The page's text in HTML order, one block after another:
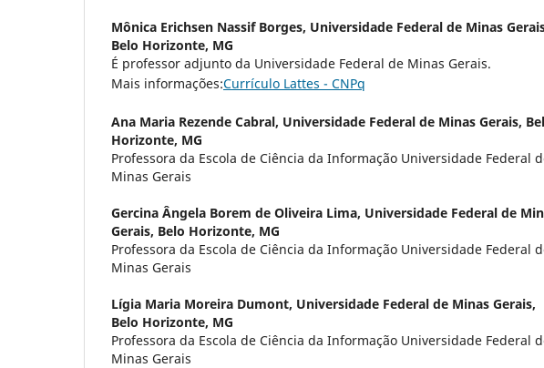
Mônica Erichsen Nassif Borges, Universidade Federal de Minas
Belo Horizonte, MG
É professor adjunto da Universidade Federal de Minas Gerais.
Mais informações:Currículo Lattes - CNPq
Ana Maria Rezende Cabral, Universidade Federal de Minas Gerais,
Horizonte, MG
Professora da Escola de Ciência da Informação Universidade Federal
Minas Gerais
Gercina Ângela Borem de Oliveira Lima, Universidade Federal de
Gerais, Belo Horizonte, MG
Professora da Escola de Ciência da Informação Universidade Federal
Minas Gerais
Lígia Maria Moreira Dumont, Universidade Federal de Minas Gerais,
Belo Horizonte, MG
Professora da Escola de Ciência da Informação Universidade Federal
Minas Gerais